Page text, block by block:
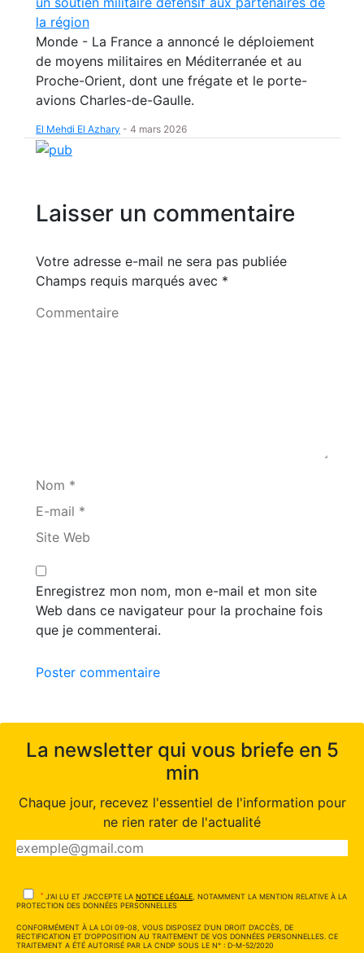
la région
Monde - La France a annoncé le déploiement
de moyens militaires en Méditerranée et au
Proche-Orient, dont une frégate et le porte-
avions Charles-de-Gaulle.
El Mehdi El Azhary - 4 mars 2026
Laisser un commentaire
Votre adresse e-mail ne sera pas publiée
Champs requis marqués avec *
Commentaire
Nom *
E-mail *
Site Web
Enregistrez mon nom, mon e-mail et mon site
Web dans ce navigateur pour la prochaine fois
que je commenterai.
Poster commentaire
La newsletter qui vous briefe en 5
min
Chaque jour, recevez l'essentiel de l'information pour
ne rien rater de l'actualité
* J'AI LU ET J'ACCEPTE LA NOTICE LÉGALE, NOTAMMENT LA MENTION RELATIVE À LA
PROTECTION DES DONNÉES PERSONNELLES
CONFORMÉMENT À LA LOI 09-08, VOUS DISPOSEZ D'UN DROIT D'ACCÈS, DE
RECTIFICATION ET D'OPPOSITION AU TRAITEMENT DE VOS DONNÉES PERSONNELLES. CE
TRAITEMENT A ÉTÉ AUTORISÉ PAR LA CNDP SOUS LE N° : D-M-52/2020